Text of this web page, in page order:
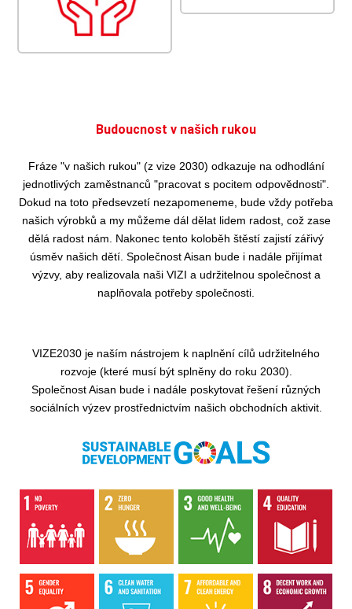
Budoucnost v našich rukou
Fráze "v našich rukou" (z vize 2030) odkazuje na odhodlání
jednotlivých zaměstnanců "pracovat s pocitem odpovědnosti".
Dokud na toto předsevzetí nezapomeneme, bude vždy potřeba
našich výrobků a my můžeme dál dělat lidem radost, což zase
dělá radost nám. Nakonec tento koloběh štěstí zajistí zářivý
úsměv našich dětí. Společnost Aisan bude i nadále přijímat
výzvy, aby realizovala naši VIZI a udržitelnou společnost a
naplňovala potřeby společnosti.
VIZE2030 je naším nástrojem k naplnění cílů udržitelného
rozvoje (které musí být splněny do roku 2030).
Společnost Aisan bude i nadále poskytovat řešení různých
sociálních výzev prostřednictvím našich obchodních aktivit.